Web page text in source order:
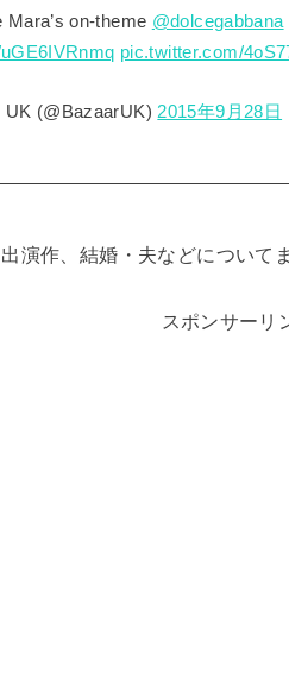
Mara’s on-theme @dolcegabbana
pic.twitter.com/
(@BazaarUK) 2015年9月28日
演作、結婚・夫などについて
スポンサーリ